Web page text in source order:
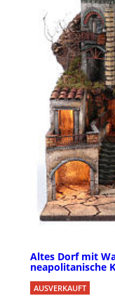
Altes Dorf mit
neapolitanische
AUSVERKAUFT